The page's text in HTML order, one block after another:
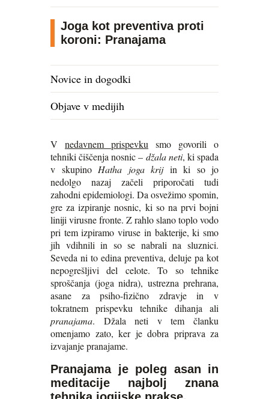
Joga kot preventiva proti
koroni: Pranajama
Novice in dogodki
Objave v medijih
V nedavnem prispevku smo govorili o
tehniki čiščenja nosnic – džala neti, ki spada
v skupino Hatha joga krijin ki so jo
nedolgo nazaj začeli priporočati tudi
zahodni epidemiologi. Da osvežimo spomin,
gre za izpiranje nosnic, ki so na prvi bojni
liniji virusne fronte. Z rahlo slano toplo vodo
pri tem izpiramo viruse in bakterije, ki smo
jih vdihnili in so se nabrali na sluznici.
Seveda ni to edina preventiva, deluje pa kot
nepogrešljivi del celote. To so tehnike
sproščanja (joga nidra), ustrezna prehrana,
asane za psiho-fizično zdravje in v
tokratnem prispevku tehnike dihanja ali
pranajama. Džala neti v tem članku
omenjamo zato, ker je dobra priprava za
izvajanje pranajame.
Pranajama je poleg asan in
meditacije najbolj znana
tehnika jogijske prakse.